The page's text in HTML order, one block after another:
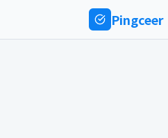
Pingceer